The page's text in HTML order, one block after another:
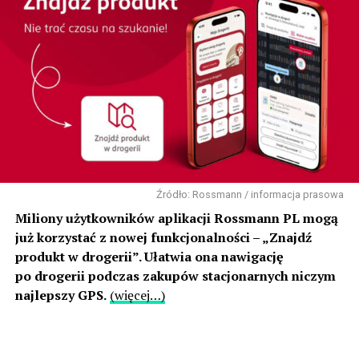
Źródło: Rossmann / informacja prasowa
Miliony użytkowników aplikacji Rossmann PL mogą
już korzystać z nowej funkcjonalności – „Znajdź
produkt w drogerii”. Ułatwia ona nawigację
po drogerii podczas zakupów stacjonarnych niczym
najlepszy GPS. (więcej…)